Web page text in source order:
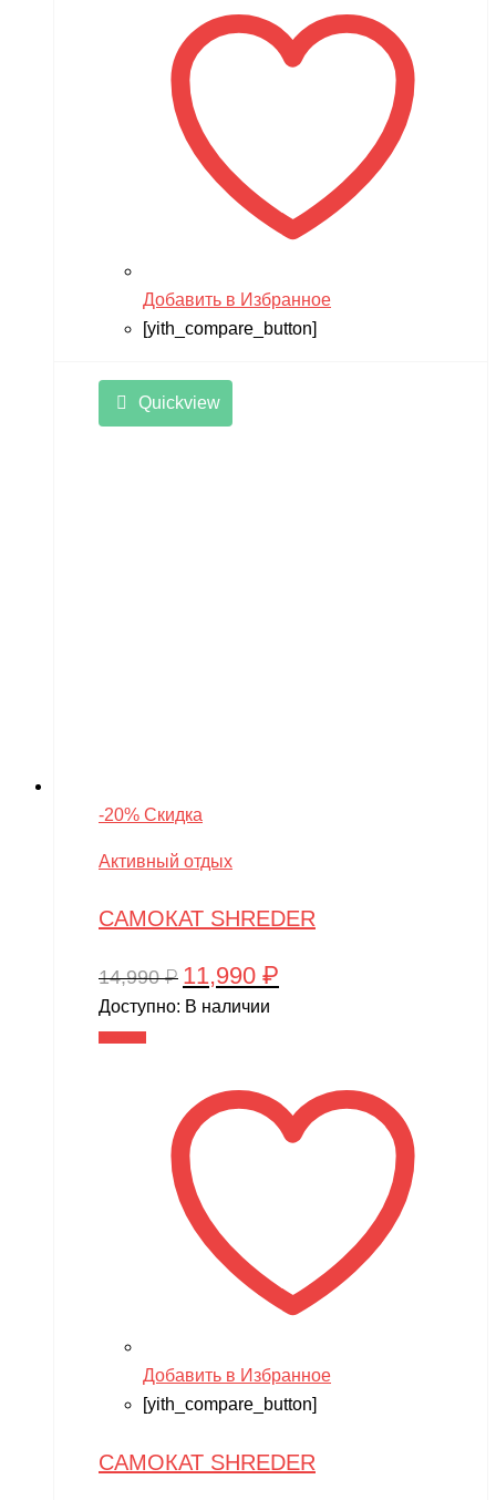
9,990 ₽.
Добавить в Избранное
[yith_compare_button]
Quickview
-20% Скидка
Активный отдых
САМОКАТ SHREDER
14,990₽ Первоначальная
цена
11,990 ₽
Доступно: В наличии
Добавить в Избранное
[yith_compare_button]
САМОКАТ SHREDER